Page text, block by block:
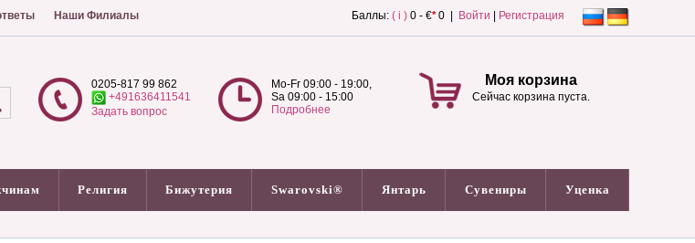
Наши Филиалы Баллы: ( i ) 0 - €*0 | Войти Регистрация
0205-817 99 862
+491636411541
Задать вопрос
Mo-Fr 09:00 - 19:00,
Sa 09:00 - 15:00
Подробнее
Моя корзина
Сейчас корзина пуста.
Религия Бижутерия Swarovski® Янтарь Сувениры Уценка